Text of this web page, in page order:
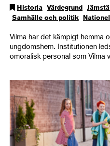
Historia Värdegrund
Samhälle och politik
Vilma har det kämpigt hemma
ungdomshem. Institutionen
omoralisk personal som Vilma